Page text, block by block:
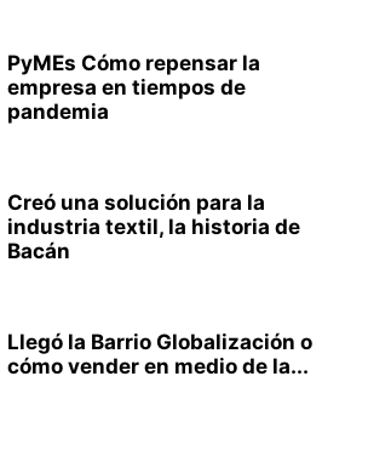
PyMEs Cómo repensar la
empresa en tiempos de
pandemia
Creó una solución para la
industria textil, la historia de
Bacán
Llegó la Barrio Globalización o
cómo vender en medio de la...